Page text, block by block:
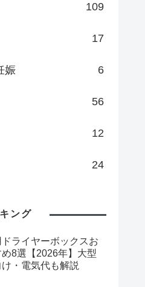
109
17
娠 6
56
12
24
ング
ドライヤーボックスお
8選【2026年】大型
け・電気代も解説